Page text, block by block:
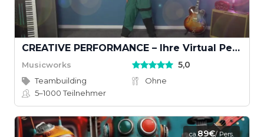
CREATIVE PERFORMANCE – Ihre Virtual Performance mit Musikvideodreh
Musicworks 5,0
Teambuilding
Ohne
5–1000Teilnehmer
ca.89€/ Pers.